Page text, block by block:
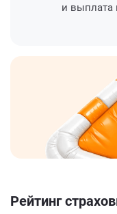
и выплата
Рейтинг